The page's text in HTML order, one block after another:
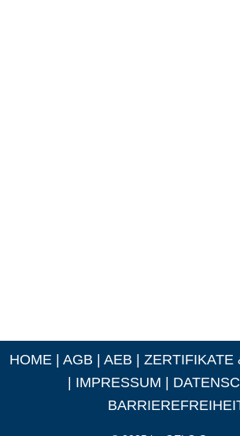
HOME| AGB AEB
ZERTIFIKATE
IMPRESSUM